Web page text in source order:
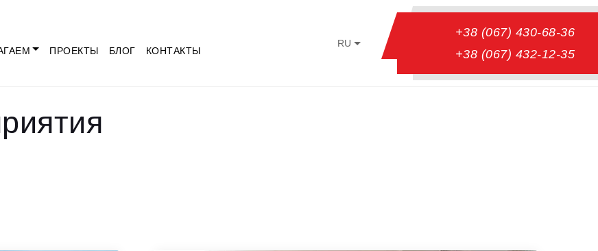
ПРОЕКТЫ БЛОГ КОНТАКТЫ
RU
+38 (067) 430-68-36
+38 (067) 432-12-35